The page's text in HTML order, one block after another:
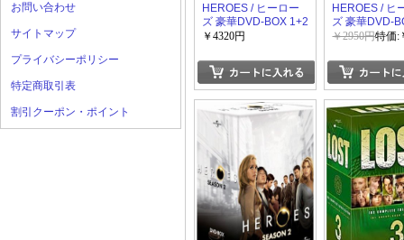
お問い合わせ
サイトマップ
プライバシーポリシー
特定商取引表
割引クーポン・ポイント
HEROES / ヒーロー
ズ 豪華DVD-BOX 1+2
￥4320円
HEROES / ヒ
ズ 豪華DVD-
￥2950円特価: